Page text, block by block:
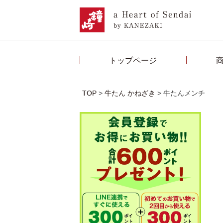
トップページ
TOP 牛たん かねざき 牛たんメンチ